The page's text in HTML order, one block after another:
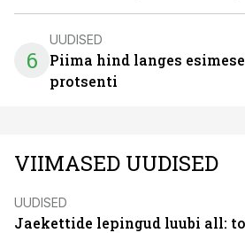
6
UUDISED
Piima hind langes
protsenti
VIIMASED UUDISED
UUDISED
Jaekettide lepingud luubi all: